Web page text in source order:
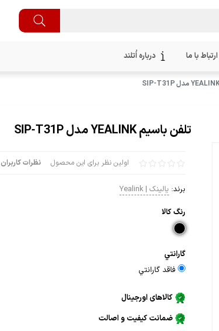
ارتباط با ما درباره اُتلند
تلفن باسیم YEALINK مدل SIP-T31P
اولین نظر برای این محصول نظرات کاربران
برند: یالینک | Yealink
رنگ كالا
گارانتي
فاقد گارانتي
کالاهای اورجینال
ضمانت کیفیت و اصالت